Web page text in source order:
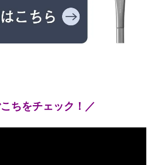
ちをチェック！／